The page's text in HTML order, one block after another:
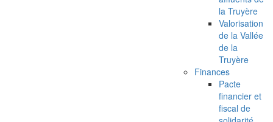
la Truyère
Valorisation
de la Vallée
de la
Truyère
Finances
Pacte
financier et
fiscal de